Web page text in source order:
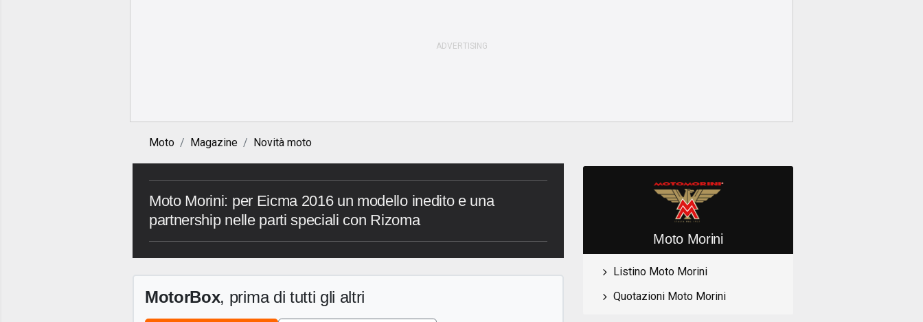
Moto Magazine Novità moto
Moto Morini: per Eicma 2016 un modello inedito e una
partnership nelle parti speciali con Rizoma
MotorBox, prima di tutti gli altri
Moto Morini
Listino Moto Morini
Quotazioni Moto Morini